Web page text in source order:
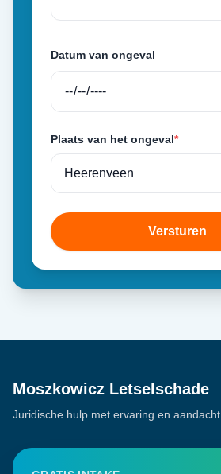
Datum van ongeval
Plaats van het ongeval*
Versturen
Moszkowicz Letselschade
Juridische hulp met ervaring en aandacht